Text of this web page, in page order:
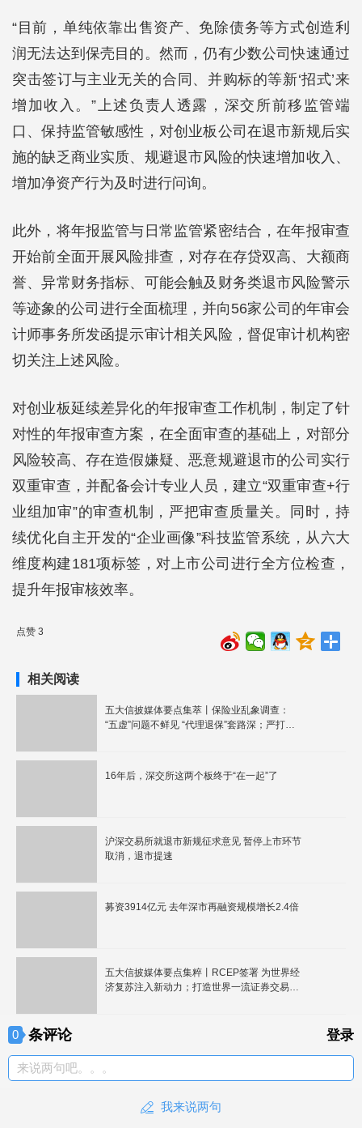
“目前，单纯依靠出售资产、免除债务等方式创造利
润无法达到保壳目的。然而，仍有少数公司快速通过
突击签订与主业无关的合同、并购标的等新‘招式’来
增加收入。”上述负责人透露，深交所前移监管端
口、保持监管敏感性，对创业板公司在退市新规后实
施的缺乏商业实质、规避退市风险的快速增加收入、
增加净资产行为及时进行问询。
此外，将年报监管与日常监管紧密结合，在年报审查
开始前全面开展风险排查，对存在存贷双高、大额商
誉、异常财务指标、可能会触及财务类退市风险警示
等迹象的公司进行全面梳理，并向56家公司的年审会
计师事务所发函提示审计相关风险，督促审计机构密
切关注上述风险。
对创业板延续差异化的年报审查工作机制，制定了针
对性的年报审查方案，在全面审查的基础上，对部分
风险较高、存在造假嫌疑、恶意规避退市的公司实行
双重审查，并配备会计专业人员，建立“双重审查+行
业组加审”的审查机制，严把审查质量关。同时，持
续优化自主开发的“企业画像”科技监管系统，从六大
维度构建181项标签，对上市公司进行全方位检查，
提升年报审核效率。
点赞 3
相关阅读
五大信披媒体要点集萃丨保险业乱象调查：
“五虚”问题不鲜见 “代理退保”套路深；严打规
16年后，深交所这两个板终于“在一起”了
沪深交易所就退市新规征求意见 暂停上市环节
取消，退市提速
募资3914亿元 去年深市再融资规模增长2.4倍
五大信披媒体要点集粹丨RCEP签署 为世界经
济复苏注入新动力；打造世界一流证券交易所
0 条评论 登录
来说两句吧。。。
我来说两句